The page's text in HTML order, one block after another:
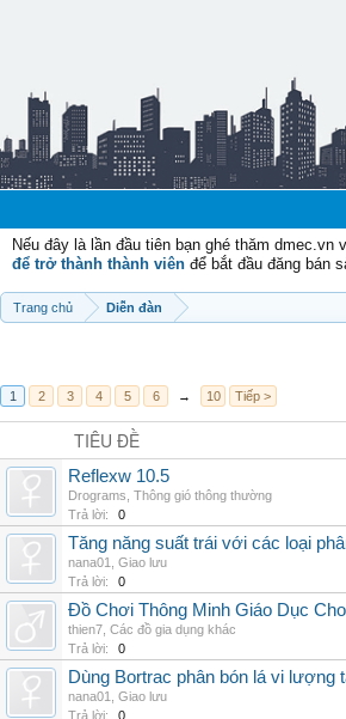
Nếu đây là lần đầu tiên bạn ghé thăm
để trở thành thành viên để bắt đầu đăng bán
Trang chủ Diễn đàn
1 2 3 4 5 6 → 10 Tiếp >
TIÊU ĐỀ
Reflexw 10.5
Drograms Thông gió thông thường
Trả lời:
0
Tăng năng suất trái với các loại
nana01
Giao lưu
Trả lời:
0
Đồ Chơi Thông Minh Giáo Dục
thien7 Các đồ gia dụng khác
Trả lời:
0
Dùng Bortrac phân bón lá vi lượng
nana01
Giao lưu
Trả lời:
0